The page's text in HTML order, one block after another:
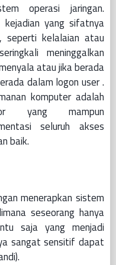
operasi jaringan.
kejadian yang sifatnya
seperti kelalaian atau
meninggalkan
atau jika berada
dalam logon user .
komputer adalah
yang mampun
seluruh akses
baik.
menerapkan sistem
seseorang hanya
saja yang menjadi
sangat sensitif dapat